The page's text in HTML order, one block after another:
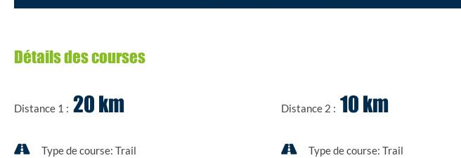
Détails des courses
Distance 1 : 20 km
Type de course: Trail
Distance 2 : 10 km
Type de course: Trail